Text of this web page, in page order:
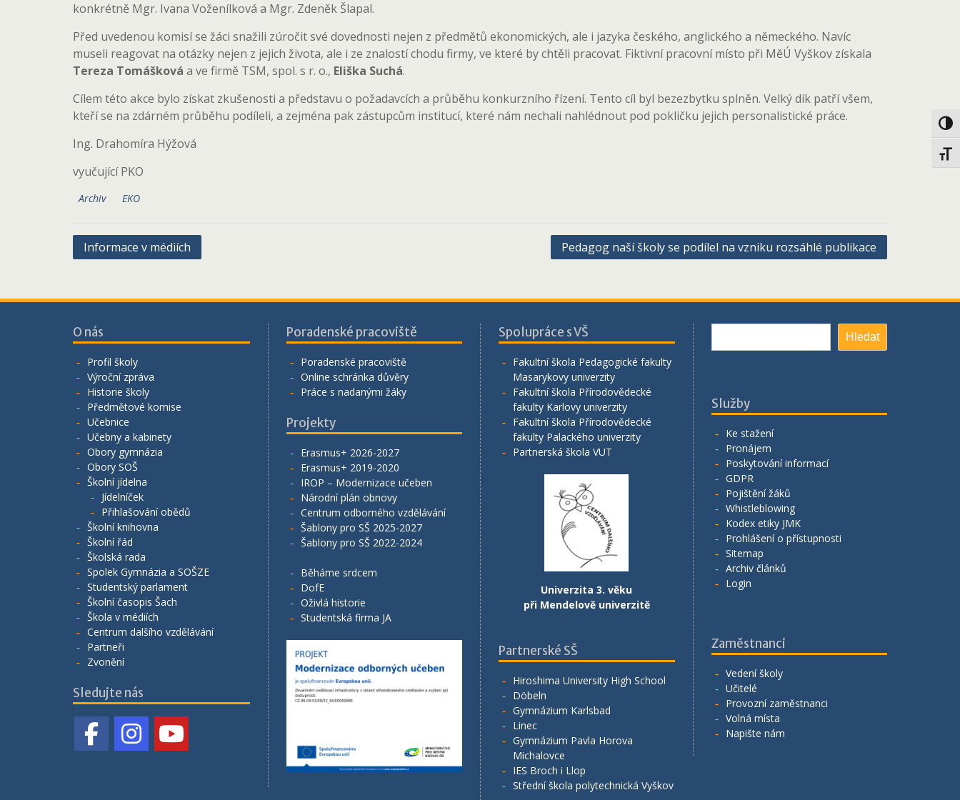
konkrétně Mgr. Ivana Voženílková a Mgr. Zdeněk Šlapal.
Před uvedenou komisí se žáci snažili zúročit své dovednosti nejen z předmětů ekonomických, ale i jazyka českého, anglického a německého. Navíc
museli reagovat na otázky nejen z jejich života, ale i ze znalostí chodu firmy, ve které by chtěli pracovat. Fiktivní pracovní místo při MěÚ Vyškov získala
Tereza Tomášková a ve firmě TSM, spol. s r. o., Eliška Suchá.
Cílem této akce bylo získat zkušenosti a představu o požadavcích a průběhu konkurzního řízení. Tento cíl byl bezezbytku splněn. Velký dík patří všem,
kteří se na zdárném průběhu podíleli, a zejména pak zástupcům institucí, které nám nechali nahlédnout pod pokličku jejich personalistické práce.
Ing. Drahomíra Hýžová
vyučující PKO
Archiv EKO
Navigace
Informace v médiích Pedagog naší školy se podílel na vzniku rozsáhlé publikace
O nás
Profil školy
Výroční zpráva
Historie školy
Předmětové komise
Učebnice
Učebny a kabinety
Obory gymnázia
Obory SOŠ
Školní jídelna
Jídelníček
Přihlašování obědů
Školní knihovna
Školní řád
Školská rada
Spolek Gymnázia a SOŠZE
Studentský parlament
Školní časopis Šach
Škola v médiích
Centrum dalšího vzdělávání
Partneři
Zvonění
Sledujte nás
Poradenské pracoviště
Poradenské pracoviště
Online schránka důvěry
Práce s nadanými žáky
Projekty
Erasmus+ 2026-2027
Erasmus+ 2019-2020
IROP – Modernizace učeben
Národní plán obnovy
Centrum odborného vzdělávání
Šablony pro SŠ 2025-2027
Šablony pro SŠ 2022-2024
Běháme srdcem
DofE
Oživlá historie
Studentská firma JA
Spolupráce s VŠ
Fakultní škola Pedagogické fakulty
Masarykovy univerzity
Fakultní škola Přírodovědecké
fakulty Karlovy univerzity
Fakultní škola Přírodovědecké
fakulty Palackého univerzity
Partnerská škola VUT
Univerzita 3. věku
při Mendelově univerzitě
Partnerské SŠ
Hiroshima University High School
Döbeln
Gymnázium Karlsbad
Linec
Gymnázium Pavla Horova
Michalovce
IES Broch i Llop
Střední škola polytechnická Vyškov
Hledat
Služby
Ke stažení
Pronájem
Poskytování informací
GDPR
Pojištění žáků
Whistleblowing
Kodex etiky JMK
Prohlášení o přístupnosti
Sitemap
Archiv článků
Login
Zaměstnanci
Vedení školy
Učitelé
Provozní zaměstnanci
Volná místa
Napište nám